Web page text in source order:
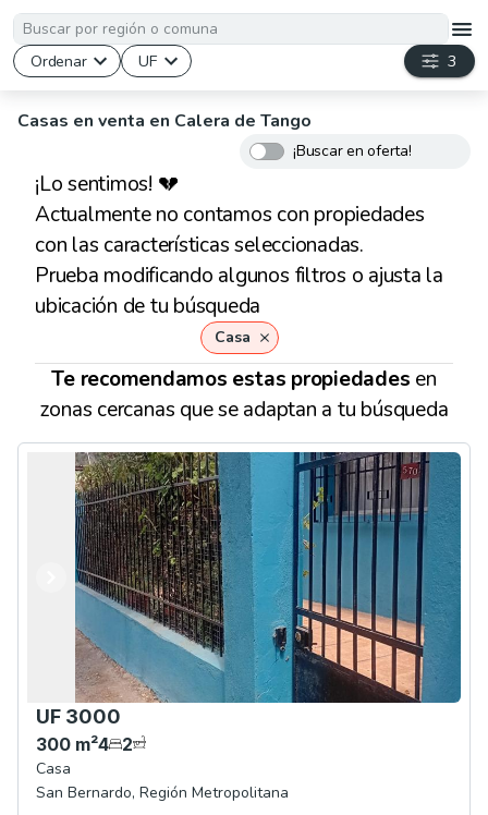
3
Ordenar UF
Casas en venta en Calera de Tango
¡Buscar en oferta!
¡Lo sentimos! 💔
Actualmente no contamos con propiedades
con las características seleccionadas.
Prueba modificando algunos filtros o ajusta la
ubicación de tu búsqueda
Casa
Te recomendamos estas propiedades en
zonas cercanas que se adaptan a tu búsqueda
Anterior
Siguiente
UF 3000
300 m²4 2
Casa
San Bernardo, Región Metropolitana